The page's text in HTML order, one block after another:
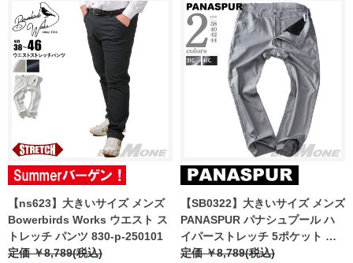
【ns623】大きいサイズ メンズ
Bowerbirds Works ウエスト ス
トレッチ パンツ 830-p-250101
定価 ￥8,789(税込)
【SB0322】大きいサイズ メンズ
PANASPUR パナシュプール ハ
イパーストレッチ 5ポケット パ
ンツ 4733-323z
定価 ￥8,789(税込)